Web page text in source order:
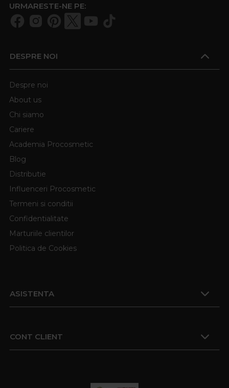
URMARESTE-NE PE:
DESPRE NOI
Despre noi
About us
Chi siamo
Cariere
Academia Procosmetic
Blog
Distributie
Influenceri Procosmetic
Termeni si conditii
Confidentialitate
Marturiile clientilor
Politica de Cookies
ASISTENTA
CONT CLIENT